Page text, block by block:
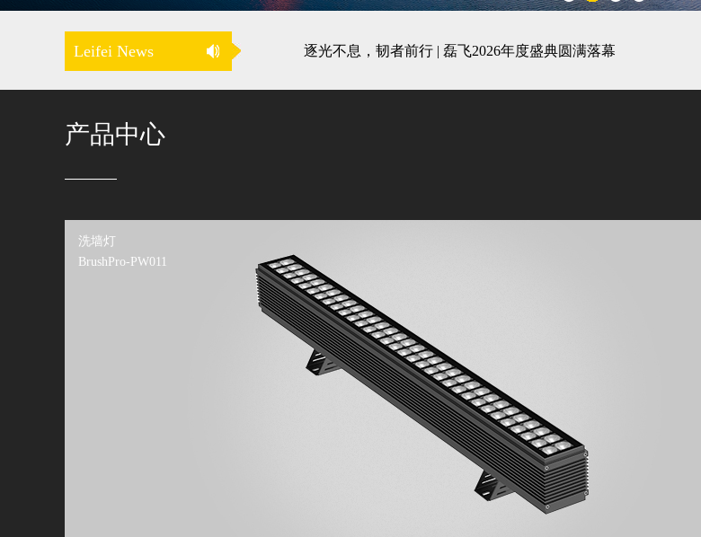
Leifei News
逐光不息，韧者前行 | 磊飞2026年度盛典圆满落幕
昕诺飞完成对磊明科技的收购
飞利浦照明收购中国城市景观照明企业磊明科技
喜讯！磊明荣获中照奖二等奖！
海上花园，魅力厦门 ——磊明再为国际级会议增光添彩！
产品中心
洗墙灯
BrushPro-PW011